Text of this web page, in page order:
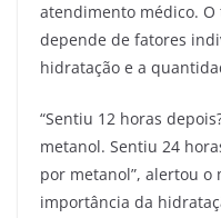
atendimento médico.
depende de fatores
hidratação e a
“Sentiu 12 horas
metanol. Sentiu 24
por metanol”, alertou o
importância da